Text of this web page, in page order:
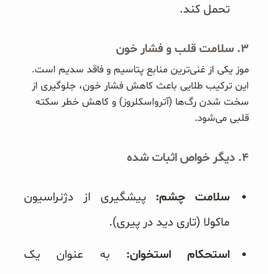
تحمل کند.
۳. سلامت قلب و فشار خون
موز یکی از غنی‌ترین منابع پتاسیم و فاقد سدیم است.
این ترکیب طلایی باعث کاهش فشار خون، جلوگیری از
سخت شدن رگ‌ها (آترواسکلروز) و کاهش خطر سکته
قلبی می‌شود.
۴. دیگر خواص اثبات شده
سلامت چشم: پیشگیری از دژنراسیون
ماکولا (تاری دید در پیری).
استحکام استخوان: به عنوان یک